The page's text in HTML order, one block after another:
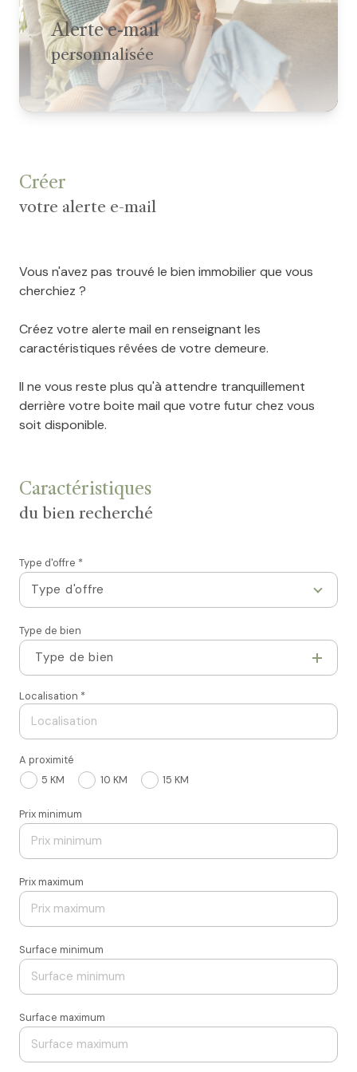
Estimation
gratuite
Blog
Conciergerie
Alerte e-mail
personnalisée
Créer
votre alerte e-mail
Vous n'avez pas trouvé le bien immobilier que vous
cherchiez ?
Créez votre alerte mail en renseignant les
caractéristiques rêvées de votre demeure.
Il ne vous reste plus qu'à attendre tranquillement
derrière votre boite mail que votre futur chez vous
soit disponible.
Caractéristiques
du bien recherché
Type d'offre *
Type d'offre
Type de bien
Type de bien
Localisation *
A proximité
5 KM
10 KM 15 KM
Prix minimum
Prix maximum
Surface minimum
Surface maximum